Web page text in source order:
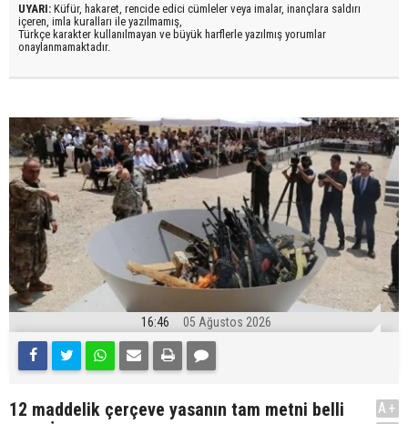
UYARI: Küfür, hakaret, rencide edici cümleler veya imalar, inançlara saldırı
içeren, imla kuralları ile yazılmamış,
Türkçe karakter kullanılmayan ve büyük harflerle yazılmış yorumlar
onaylanmamaktadır.
16:46 05 Ağustos 2026
12 maddelik çerçeve yasanın tam metni belli
A+